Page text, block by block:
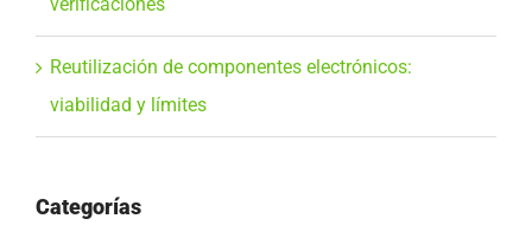
verificaciones
Reutilización de componentes electrónicos:
viabilidad y límites
Categorías